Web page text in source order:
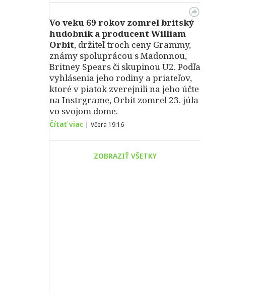
Vo veku 69 rokov zomrel britský
hudobník a producent William
Orbit, držiteľ troch ceny Grammy,
známy spoluprácou s Madonnou,
Britney Spears či skupinou U2. Podľa
vyhlásenia jeho rodiny a priateľov,
ktoré v piatok zverejnili na jeho účte
na Instrgrame, Orbit zomrel 23. júla
vo svojom dome.
Čítať viac | Včera 19:16
ZOBRAZIŤ VŠETKY